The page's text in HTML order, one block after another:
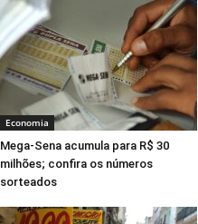
Economia
Mega-Sena acumula para R$ 30
milhões; confira os números
sorteados